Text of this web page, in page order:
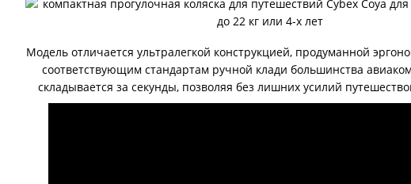
Модель отличается ультралегкой конструкцией, продуманной
соответствующим стандартам ручной клади большинства
складывается за секунды, позволяя без лишних усилий